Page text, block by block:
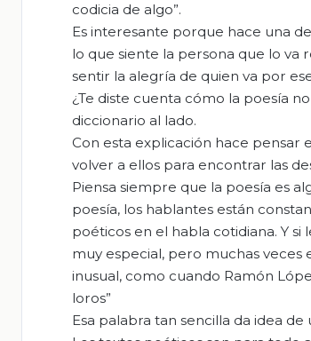
codicia de algo”.
Es interesante porque hace una
lo que siente la persona que lo va
sentir la alegría de quien va por
¿Te diste cuenta cómo la poesía
diccionario al lado.
Con esta explicación hace pensar
volver a ellos para encontrar las
Piensa siempre que la poesía es
poesía, los hablantes están
poéticos en el habla cotidiana. Y
muy especial, pero muchas veces
inusual, como cuando Ramón
loros”
Esa palabra tan sencilla da idea